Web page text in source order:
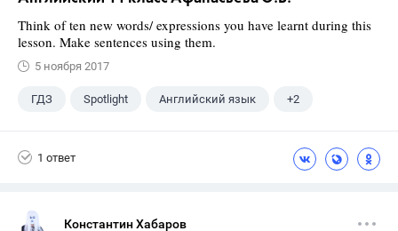
Think of ten new words/ expressions you have learnt during this
lesson. Make sentences using them.
5 ноября 2017
ГДЗ Spotlight Английский язык +2
1 ответ
Константин Хабаров